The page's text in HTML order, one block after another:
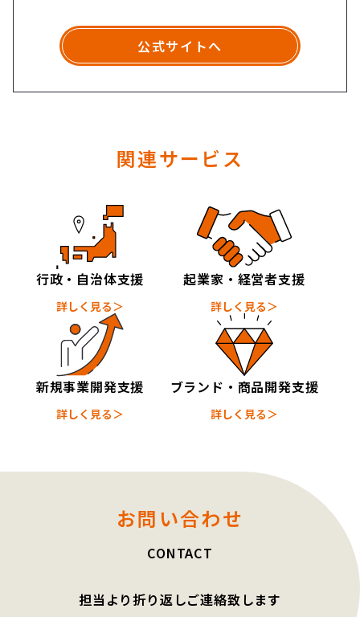
公式サイトへ
関連サービス
行政・自治体支援
詳しく見る＞
起業家・経営者支援
詳しく見る＞
新規事業開発支援
詳しく見る＞
ブランド・商品開発支援
詳しく見る＞
お問い合わせ
CONTACT
担当より折り返しご連絡致します